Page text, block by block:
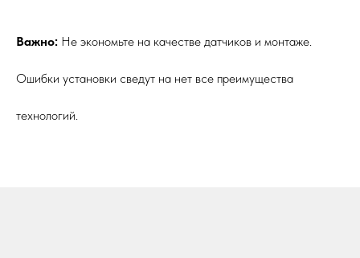
Важно: Не экономьте на качестве датчиков и монтаже.
Ошибки установки сведут на нет все преимущества
технологий.